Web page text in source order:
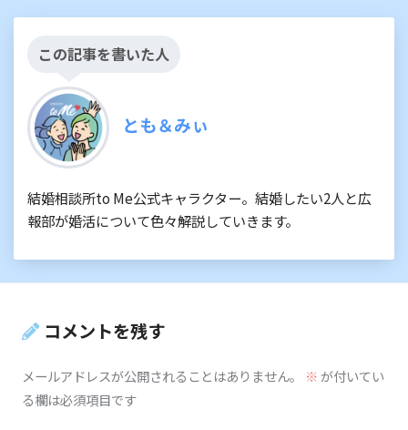
この記事を書いた人
とも＆みぃ
結婚相談所to Me公式キャラクター。結婚したい2人と広
報部が婚活について色々解説していきます。
コメントを残す
メールアドレスが公開されることはありません。 ※が付いてい
る欄は必須項目です